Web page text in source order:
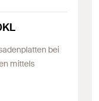
bei
mittels